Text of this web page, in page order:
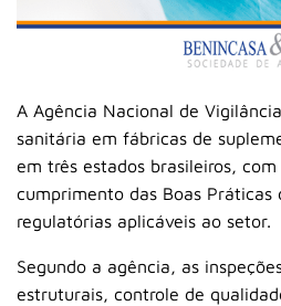
A Agência Nacional de
sanitária em fábricas de
em três estados brasileiros,
cumprimento das Boas Práticas
regulatórias aplicáveis ao setor.
Segundo a agência, as
estruturais, controle de